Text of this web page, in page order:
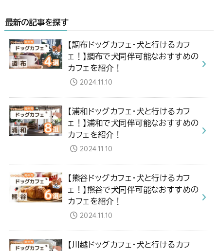
最新の記事を探す
【調布ドッグカフェ・犬と行けるカフ
ェ！】調布で犬同伴可能なおすすめの
カフェを紹介！
2024.11.10
【浦和ドッグカフェ・犬と行けるカフ
ェ！】浦和で犬同伴可能なおすすめの
カフェを紹介！
2024.11.10
【熊谷ドッグカフェ・犬と行けるカフ
ェ！】熊谷で犬同伴可能なおすすめの
カフェを紹介！
2024.11.10
【川越ドッグカフェ・犬と行けるカフ